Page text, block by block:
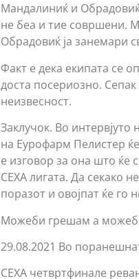
Мандалиниќ и
не беа и тие совршени.
Обрадовиќ ја занемари
Факт е дека екипата се
доста посериозно.
неизвесност.
Заклучок. Во интервjуто
на Еурофарм Пелистер
е изговор за она што ќе
СЕХА лигата. Да секако
поразот и овојпат ќе го
Можеби грешам а можеби
29.08.2021 Во
СЕХА четвртфинале